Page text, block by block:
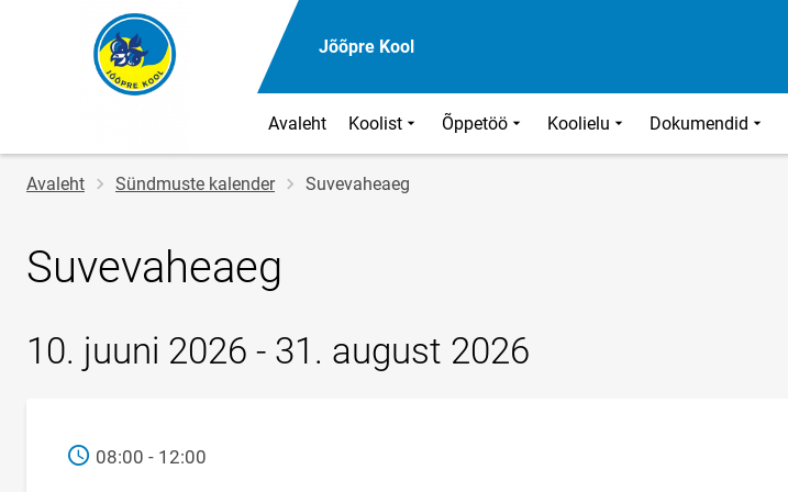
Jõõpre Kool
Avaleht Koolist Õppetöö Koolielu Dokumendid
Jälglink
Avaleht Sündmuste kalender Suvevaheaeg
Suvevaheaeg
10. juuni 2026 - 31. august 2026
AEG08:00 - 12:00